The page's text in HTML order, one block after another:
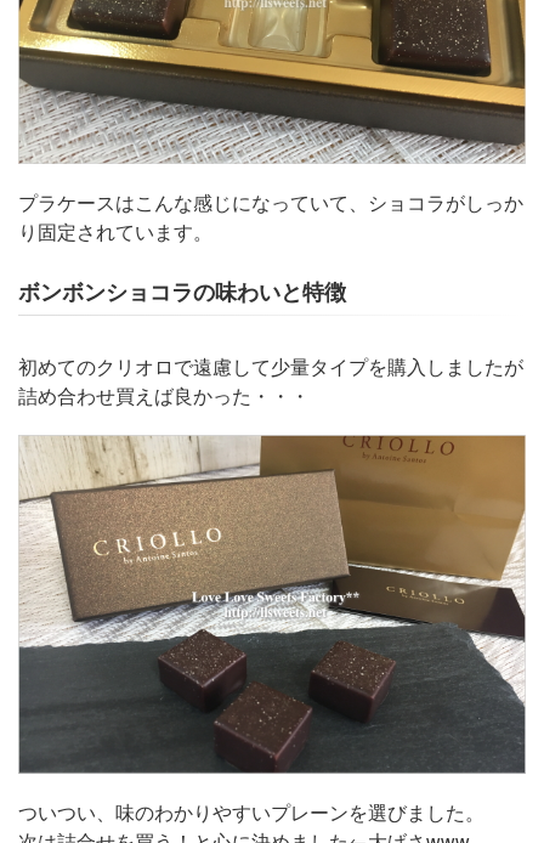
プラケースはこんな感じになっていて、ショコラがしっか
り固定されています。
ボンボンショコラの味わいと特徴
初めてのクリオロで遠慮して少量タイプを購入しましたが
詰め合わせ買えば良かった・・・
ついつい、味のわかりやすいプレーンを選びました。